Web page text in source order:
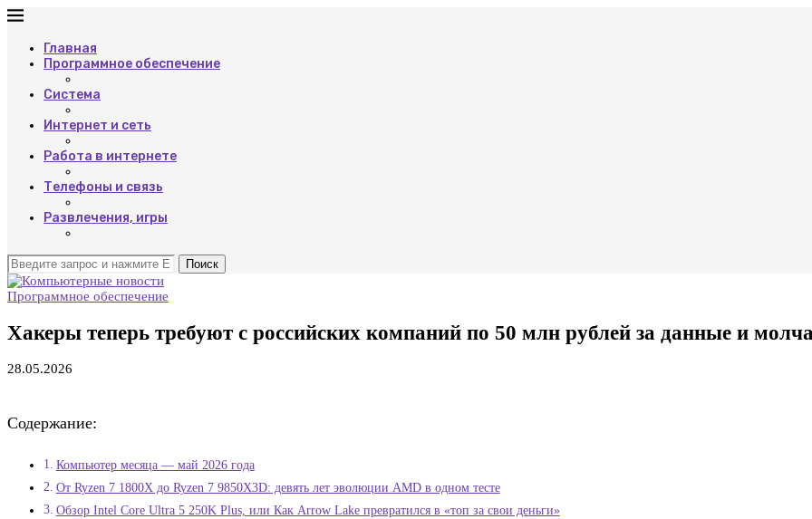
Главная
Программное обеспечение
Система
Интернет и сеть
Работа в интернете
Телефоны и связь
Развлечения, игры
Поиск
Программное обеспечение
Хакеры теперь требуют с российских компаний по 50 млн рублей за данные и
28.05.2026
Содержание:
Компьютер месяца — май 2026 года
От Ryzen 7 1800X до Ryzen 7 9850X3D: девять лет эволюции AMD в одном тесте
Обзор Intel Core Ultra 5 250K Plus, или Как Arrow Lake превратился в «топ за свои деньги»